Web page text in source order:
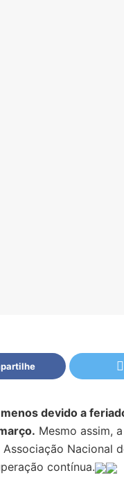
devido a
Mesmo assim,
Nacional
contínua.